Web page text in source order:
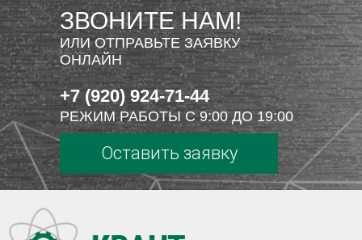
ЗВОНИТЕ НАМ!
ИЛИ ОТПРАВЬТЕ ЗАЯВКУ
ОНЛАЙН
+7 (920) 924-71-44
РЕЖИМ РАБОТЫ С 9:00 ДО 19:00
Оставить заявку